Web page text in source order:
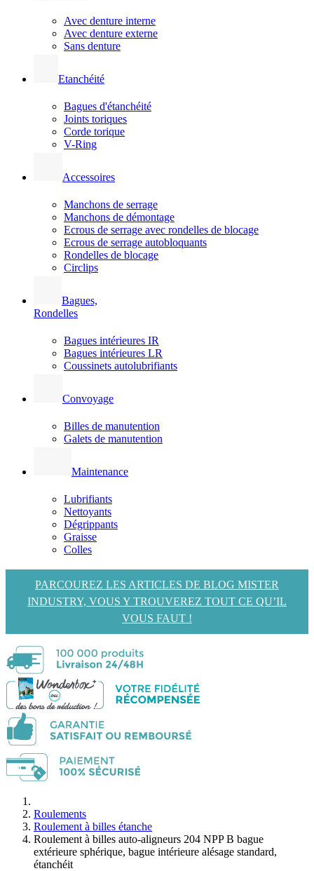
Avec denture interne
Avec denture externe
Sans denture
Etanchéité
Bagues d'étanchéité
Joints toriques
Corde torique
V-Ring
Accessoires
Manchons de serrage
Manchons de démontage
Ecrous de serrage avec rondelles de blocage
Ecrous de serrage autobloquants
Rondelles de blocage
Circlips
Bagues,
Rondelles
Bagues intérieures IR
Bagues intérieures LR
Coussinets autolubrifiants
Convoyage
Billes de manutention
Galets de manutention
Maintenance
Lubrifiants
Nettoyants
Dégrippants
Graisse
Colles
PARCOUREZ LES ARTICLES DE BLOG MISTER
INDUSTRY, VOUS Y TROUVEREZ TOUT CE QU’IL
VOUS FAUT !
Roulements
Roulement à billes étanche
Roulement à billes auto-aligneurs 204 NPP B bague
extérieure sphérique, bague intérieure alésage standard,
étanchéit